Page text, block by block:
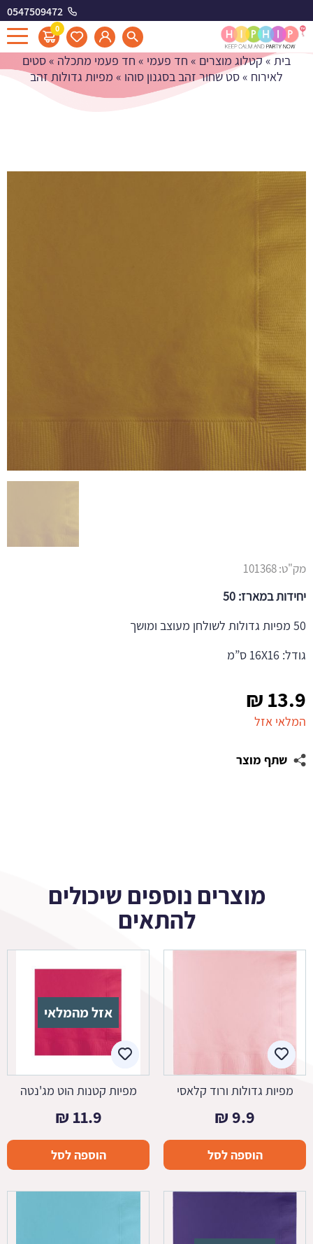
0547509472
0
מפיות גדולות זהב
בית»קטלוג מוצרים » חד פעמי » חד פעמי מתכלה »סטים
לאירוח »סט שחור זהב בסגנון סוהו » מפיות גדולות זהב
13.9
₪
המלאי אזל
שתף מוצר
מק"ט:101368
יחידות במארז: 50
50 מפיות גדולות לשולחן מעוצב ומושך
גודל: 16X16 ס”מ
מוצרים נוספים שיכולים
להתאים
מפיות גדולות ורוד קלאסי
9.9
₪
הוספה לסל
אזל מהמלאי
מפיות קטנות הוט מג'נטה
11.9
₪
הוספה לסל